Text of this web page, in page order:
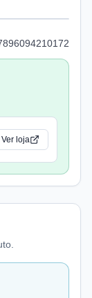
Ver loja